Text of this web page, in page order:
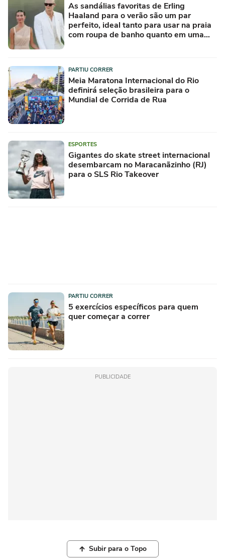
As sandálias favoritas de Erling
Haaland para o verão são um par
perfeito, ideal tanto para usar na praia
com roupa de banho quanto em uma
PARTIU CORRER
Meia Maratona Internacional do Rio
definirá seleção brasileira para o
Mundial de Corrida de Rua
ESPORTES
Gigantes do skate street internacional
desembarcam no Maracanãzinho (RJ)
para o SLS Rio Takeover
PARTIU CORRER
5 exercícios específicos para quem
quer começar a correr
PUBLICIDADE
Subir para o Topo